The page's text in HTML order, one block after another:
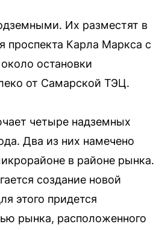
Их разместят в
проспекта Карла Маркса с
остановки
от Самарской ТЭЦ.
четыре надземных
Два из них намечено
в районе рынка.
создание новой
этого придется
рынка, расположенного